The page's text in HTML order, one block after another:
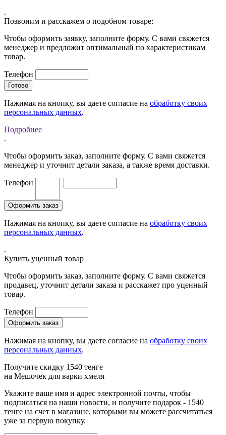
.
Позвоним и расскажем о подобном товаре:
Чтобы оформить заявку, заполните форму. С вами свяжется
менеджер и предложит оптимальный по характеристикам
товар.
Телефон
Нажимая на кнопку, вы даете согласие на обработку своих
персональных данных.
Подробнее
.
Чтобы оформить заказ, заполните форму. С вами свяжется
менеджер и уточнит детали заказа, а также время доставки.
Телефон
Нажимая на кнопку, вы даете согласие на обработку своих
персональных данных.
.
Купить уценный товар
Чтобы оформить заказ, заполните форму. С вами свяжется
продавец, уточнит детали заказа и расскажет про уценный
товар.
Телефон
Нажимая на кнопку, вы даете согласие на обработку своих
персональных данных.
Получите скидку 1540 тенге
на Мешочек для варки хмеля
Укажите ваше имя и адрес электронной почты, чтобы
подписаться на наши новости, и получите подарок - 1540
тенге на счет в магазине, которыми вы можете рассчитаться
уже за первую покупку.